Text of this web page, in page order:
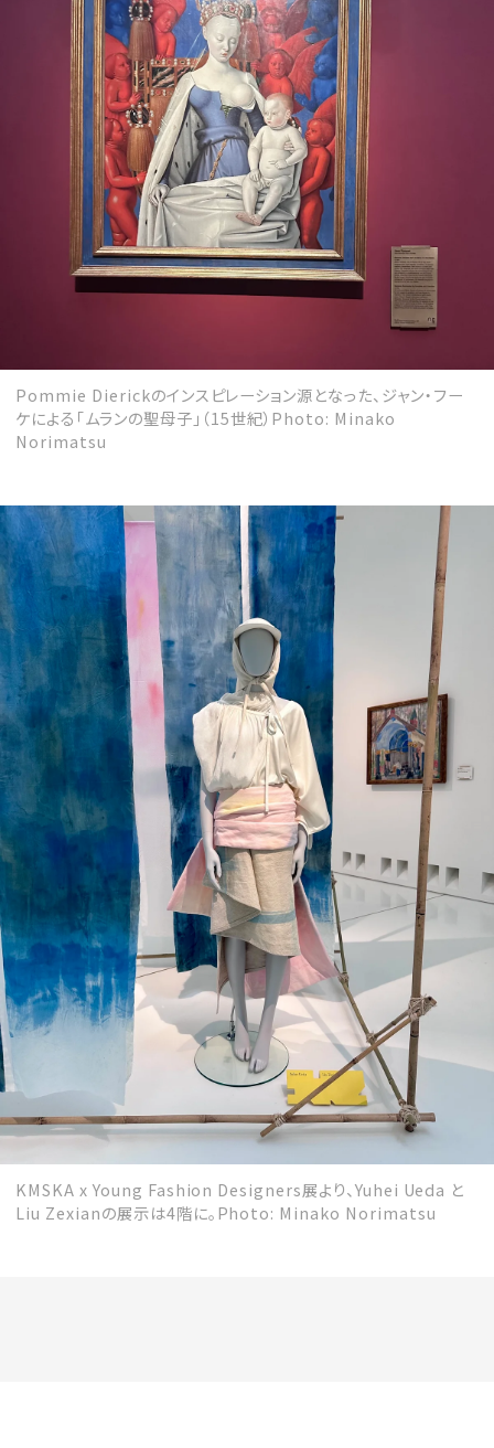
Pommie Dierickのインスピレーション源となった、ジャン・フー
ケによる「ムランの聖母子」（15世紀）Photo: Minako
Norimatsu
KMSKA x Young Fashion Designers展より、Yuhei Ueda と
Liu Zexianの展示は4階に。Photo: Minako Norimatsu